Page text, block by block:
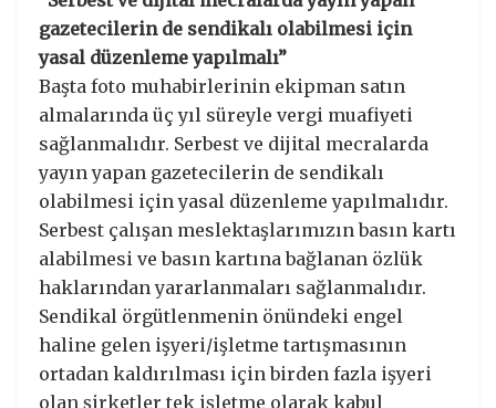
gazetecilerin de sendikalı olabilmesi için
yasal düzenleme yapılmalı”
Başta foto muhabirlerinin ekipman satın
almalarında üç yıl süreyle vergi muafiyeti
sağlanmalıdır. Serbest ve dijital mecralarda
yayın yapan gazetecilerin de sendikalı
olabilmesi için yasal düzenleme yapılmalıdır.
Serbest çalışan meslektaşlarımızın basın kartı
alabilmesi ve basın kartına bağlanan özlük
haklarından yararlanmaları sağlanmalıdır.
Sendikal örgütlenmenin önündeki engel
haline gelen işyeri/işletme tartışmasının
ortadan kaldırılması için birden fazla işyeri
olan şirketler tek işletme olarak kabul